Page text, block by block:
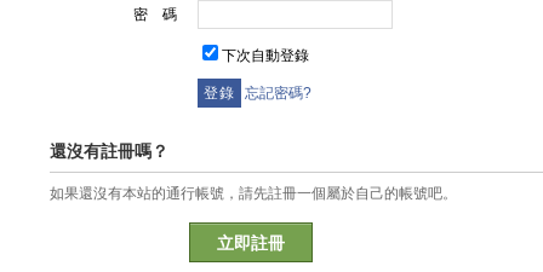
密 碼
下次自動登錄
忘記密碼?
還沒有註冊嗎？
如果還沒有本站的通行帳號，請先註冊一個屬於自己的帳號吧。
立即註冊